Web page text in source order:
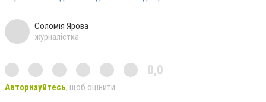
Соломія Ярова
журналістка
0,0
Авторизуйтесь, щоб оцінити